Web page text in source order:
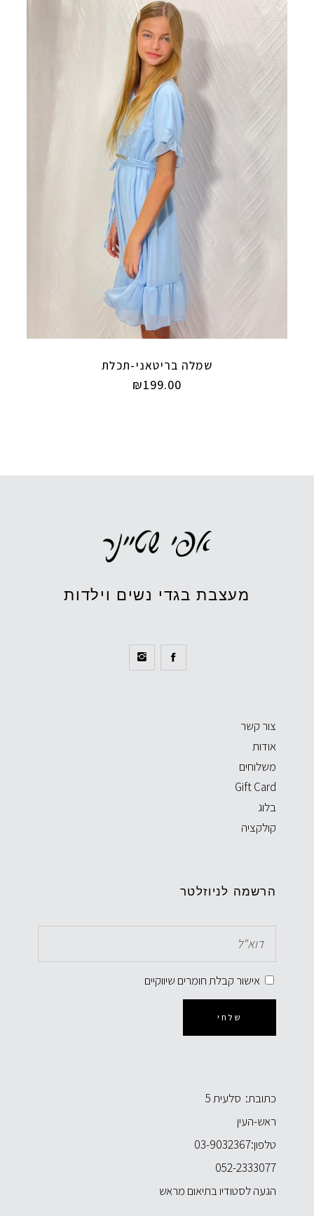
שמלה בריטאני-תכלת
₪199.00
מעצבת בגדי נשים וילדות
צור קשר
אודות
משלוחים
Gift Card
בלוג
קולקציה
הרשמה לניוזלטר
אישור קבלת חומרים שיווקיים
שלחי
כתובת: סלעית 5
ראש-העין
טלפון:03-9032367
052-2333077
הגעה לסטודיו בתיאום מראש